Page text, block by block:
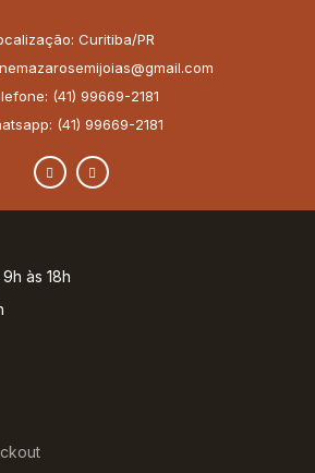
Curitiba/PR
(41) 99669-2181
(41) 99669-2181
às 18h